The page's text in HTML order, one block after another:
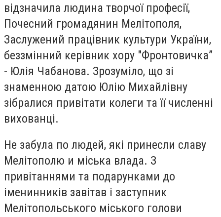
відзначила людина творчої професії,
Почесний громадянин Мелітополя,
Заслужений працівник культури України,
беззмінний керівник хору "Фронтовичка”
- Юлія Чабанова. Зрозуміло, що зі
знаменною датою Юлію Михайлівну
зібралися привітати колеги таїї численні
вихованці.
Не забула по людей, які принесли славу
Мелітополю и міська влада. З
привітаннями та подарунками до
іменинників завітав і заступник
Мелітопольського міського голови